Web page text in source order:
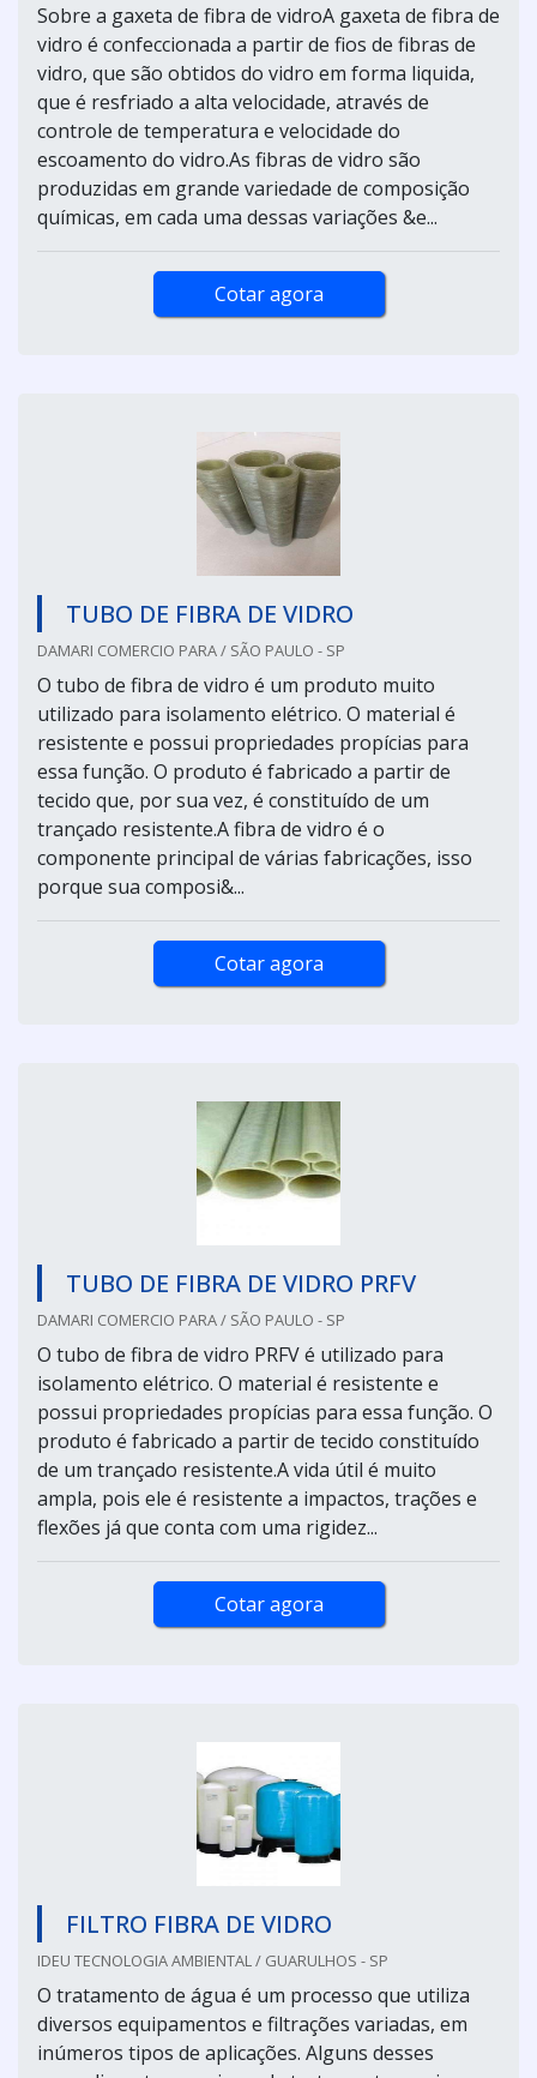
Sobre a gaxeta de fibra de vidroA gaxeta de fibra de
vidro é confeccionada a partir de fios de fibras de
vidro, que são obtidos do vidro em forma liquida,
que é resfriado a alta velocidade, através de
controle de temperatura e velocidade do
escoamento do vidro.As fibras de vidro são
produzidas em grande variedade de composição
químicas, em cada uma dessas variações &e...
Cotar agora
TUBO DE FIBRA DE VIDRO
DAMARI COMERCIO PARA / SÃO PAULO - SP
O tubo de fibra de vidro é um produto muito
utilizado para isolamento elétrico. O material é
resistente e possui propriedades propícias para
essa função. O produto é fabricado a partir de
tecido que, por sua vez, é constituído de um
trançado resistente.A fibra de vidro é o
componente principal de várias fabricações, isso
porque sua composi&...
Cotar agora
TUBO DE FIBRA DE VIDRO PRFV
DAMARI COMERCIO PARA / SÃO PAULO - SP
O tubo de fibra de vidro PRFV é utilizado para
isolamento elétrico. O material é resistente e
possui propriedades propícias para essa função. O
produto é fabricado a partir de tecido constituído
de um trançado resistente.A vida útil é muito
ampla, pois ele é resistente a impactos, trações e
flexões já que conta com uma rigidez...
Cotar agora
FILTRO FIBRA DE VIDRO
IDEU TECNOLOGIA AMBIENTAL / GUARULHOS - SP
O tratamento de água é um processo que utiliza
diversos equipamentos e filtrações variadas, em
inúmeros tipos de aplicações. Alguns desses